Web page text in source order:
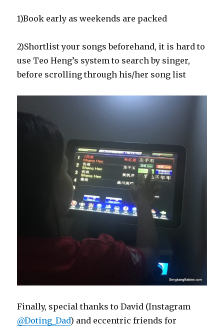
1)Book early as weekends are packed
2)Shortlist your songs beforehand, it is hard to
use Teo Heng’s system to search by singer,
before scrolling through his/her song list
Finally, special thanks to David (Instagram
@Doting_Dad) and eccentric friends for